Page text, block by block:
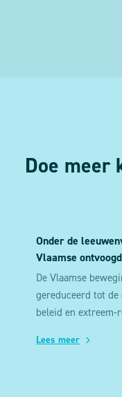
Doe meer
Onder de
Vlaamse
De Vlaamse
gereduceerd tot
beleid en extreem-
Lees meer